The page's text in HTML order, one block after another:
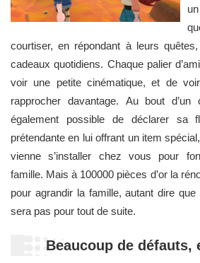
courtiser, en répondant à leurs
cadeaux quotidiens. Chaque palier
voir une petite cinématique, et de
rapprocher davantage. Au bout
également possible de déclarer
prétendante en lui offrant un item
vienne s’installer chez vous pour
famille. Mais à 100000 pièces d’or la
pour agrandir la famille, autant dire
sera pas pour tout de suite.
Beaucoup de